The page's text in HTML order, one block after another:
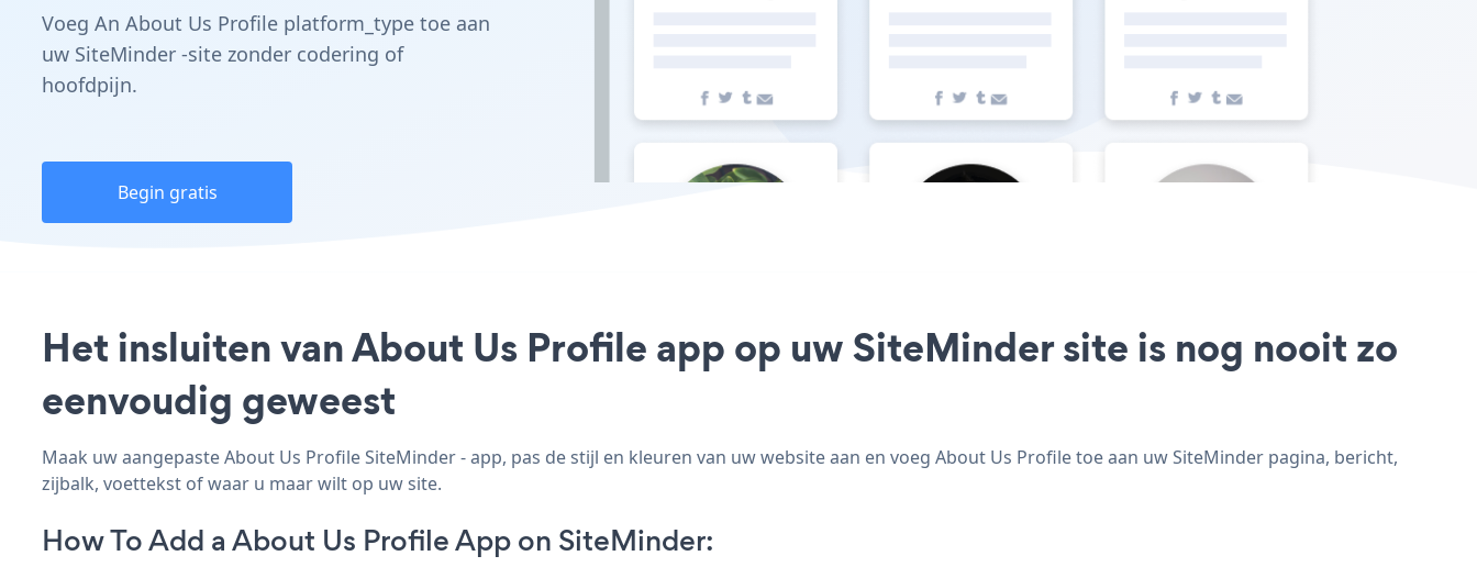
Voeg An About Us Profile platform_type toe aan
uw SiteMinder -site zonder codering of
hoofdpijn.
Begin gratis
Het insluiten van About Us Profile app op uw SiteMinder site is nog nooit zo
eenvoudig geweest
Maak uw aangepaste About Us Profile SiteMinder - app, pas de stijl en kleuren van uw website aan en voeg About Us Profile toe aan uw SiteMinder pagina, bericht,
zijbalk, voettekst of waar u maar wilt op uw site.
How To Add a About Us Profile App on SiteMinder: